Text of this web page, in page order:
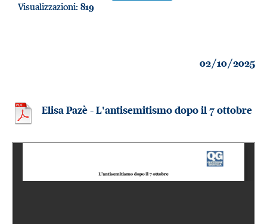
Visualizzazioni: 819
02/10/2025
Elisa Pazè - L'antisemitismo dopo il 7 ottobre